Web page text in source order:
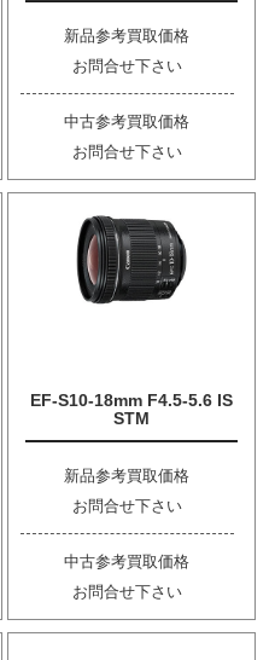
新品参考買取価格
お問合せ下さい
中古参考買取価格
お問合せ下さい
EF-S10-18mm F4.5-5.6 IS
STM
新品参考買取価格
お問合せ下さい
中古参考買取価格
お問合せ下さい